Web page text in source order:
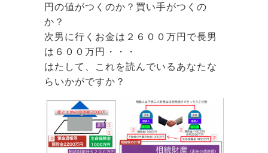
円の値がつくのか？買い手がつくの
か？
次男に行くお金は２６００万円で長男
は６００万円・・・
はたして、これを読んでいるあなたな
らいかがですか？